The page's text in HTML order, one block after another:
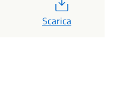
Scarica